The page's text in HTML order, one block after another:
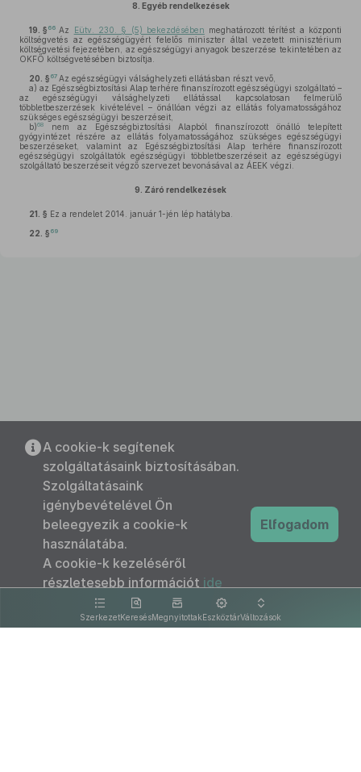
8. Egyéb rendelkezések
19. § 66 Az Eütv. 230. § (5) bekezdésében meghatározott térítést a központi
költségvetés az egészségügyért felelős miniszter által vezetett minisztérium
költségvetési fejezetében, az egészségügyi anyagok beszerzése tekintetében az
OKFŐ költségvetésében biztosítja.
20. § 67 Az egészségügyi válsághelyzeti ellátásban részt vevő,
a) az Egészségbiztosítási Alap terhére finanszírozott egészségügyi szolgáltató –
az egészségügyi válsághelyzeti ellátással kapcsolatosan felmerülő
többletbeszerzések kivételével – önállóan végzi az ellátás folyamatosságához
szükséges egészségügyi beszerzéseit,
b)68
nem az Egészségbiztosítási Alapból finanszírozott önálló telepített
gyógyintézet részére az ellátás folyamatosságához szükséges egészségügyi
beszerzéseket, valamint az Egészségbiztosítási Alap terhére finanszírozott
egészségügyi szolgáltatók egészségügyi többletbeszerzéseit az egészségügyi
szolgáltató beszerzéseit végző szervezet bevonásával az ÁEEK végzi.
9. Záró rendelkezések
21. § Ez a rendelet 2014. január 1-jén lép hatályba.
22. § 69
SzerkezetKeresésMegnyitottakEszköztárVáltozások
A cookie-k segítenek
szolgáltatásaink biztosításában.
Szolgáltatásaink
igénybevételével Ön
beleegyezik a cookie-k
használatába.
A cookie-k kezeléséről
részletesebb információt ide
kattintva olvashat.
Elfogadom